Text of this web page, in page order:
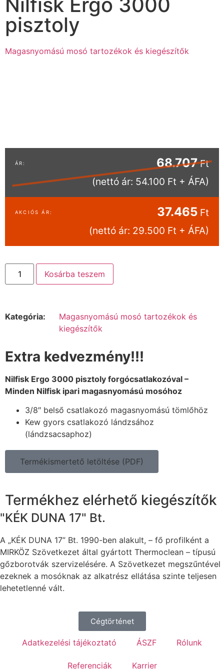
pisztoly
Magasnyomású mosó tartozékok és kiegészítők
68.707Ft
(nettó ár: 54.100 Ft + ÁFA)
37.465 Ft
(nettó ár: 29.500 Ft + ÁFA)
Kosárba teszem
Kategória:
Magasnyomású mosó tartozékok és
kiegészítők
Extra kedvezmény!!!
Nilfisk Ergo 3000 pisztoly forgócsatlakozóval –
Minden Nilfisk ipari magasnyomású mosóhoz
3/8″ belső csatlakozó magasnyomású tömlőhöz
Kew gyors csatlakozó lándzsához
(lándzsacsaphoz)
Termékismertető letöltése (PDF)
Termékhez elérhető kiegészítők
"KÉK DUNA 17" Bt.
A „KÉK DUNA 17” Bt. 1990-ben alakult, – fő profilként a
MIRKÖZ Szövetkezet által gyártott Thermoclean – típusú
gőzborotvák szervizelésére. A Szövetkezet megszűntével
ezeknek a mosóknak az alkatrész ellátása szinte teljesen
lehetetlenné vált.
Cégtörténet
Adatkezelési tájékoztató ÁSZF Rólunk
Referenciák Karrier